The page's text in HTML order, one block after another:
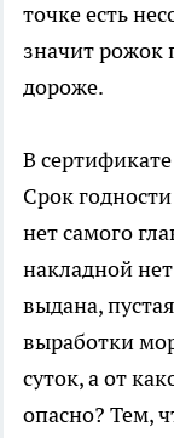
точке есть
значит рожок
дороже.
В
Срок
нет самого
накладной
выдана,
выработки
суток, а от
опасно? Тем,